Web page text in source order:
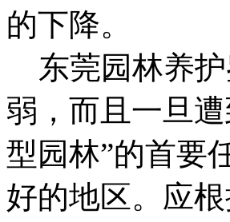
的下降。
东莞园林养护
弱，而且一旦
型园林”的首要
好的地区。应